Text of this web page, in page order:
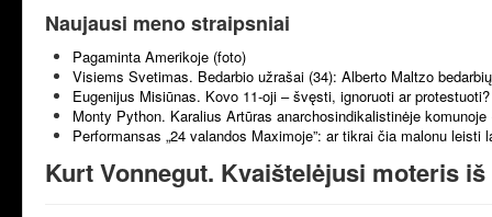
Naujausi meno straipsniai
Pagaminta Amerikoje (foto)
Visiems Svetimas. Bedarbio užrašai (34): Alberto Maltzo
Eugenijus Misiūnas. Kovo 11-oji – švęsti, ignoruoti ar protestuoti?
Monty Python. Karalius Artūras anarchosindikalistinėje komunoje
Performansas „24 valandos Maximoje”: ar tikrai čia malonu leisti
Kurt Vonnegut. Kvaištelėjusi moteris